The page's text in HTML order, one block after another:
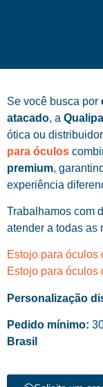
Se você busca por
atacado, a
ótica ou
para óculos
premium,
experiência
Trabalhamos com
atender a todas as
Estojo para óculos
Estojo para óculos
Personalização
Pedido mínimo:
Brasil